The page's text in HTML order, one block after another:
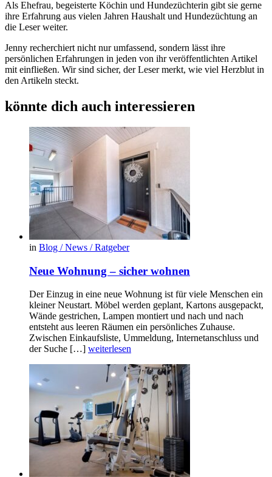
Als Ehefrau, begeisterte Köchin und Hundezüchterin gibt sie gerne
ihre Erfahrung aus vielen Jahren Haushalt und Hundezüchtung an
die Leser weiter.
Jenny recherchiert nicht nur umfassend, sondern lässt ihre
persönlichen Erfahrungen in jeden von ihr veröffentlichten Artikel
mit einfließen. Wir sind sicher, der Leser merkt, wie viel Herzblut in
den Artikeln steckt.
könnte dich auch interessieren
in Blog / News / Ratgeber
Neue Wohnung – sicher wohnen
Der Einzug in eine neue Wohnung ist für viele Menschen ein
kleiner Neustart. Möbel werden geplant, Kartons ausgepackt,
Wände gestrichen, Lampen montiert und nach und nach
entsteht aus leeren Räumen ein persönliches Zuhause.
Zwischen Einkaufsliste, Ummeldung, Internetanschluss und
der Suche […] weiterlesen